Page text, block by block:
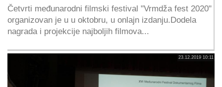
Četvrti međunarodni filmski festival "Vrmdža fest 2020"
organizovan je u u oktobru, u onlajn izdanju.Dodela
nagrada i projekcije najboljih filmova...
23.12.2019 10:11